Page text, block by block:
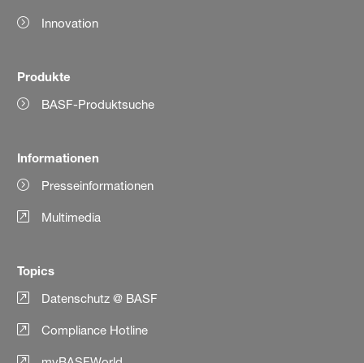
Innovation
Produkte
BASF-Produktsuche
Informationen
Presseinformationen
Multimedia
Topics
Datenschutz @ BASF
Compliance Hotline